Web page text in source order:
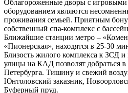
Облагороженные дворы с
оборудованием являются
проживания семьей. Приятным
собственный спа-комплекс с
Ближайшие станции метро –
«Пионерская», находятся в 25-30
Близость жилого комплекса к ЗСД
улицы на КАД позволят добраться
Петербурга. Тишину и свежий
Юнтоловский заказник,
Буферный пруд.